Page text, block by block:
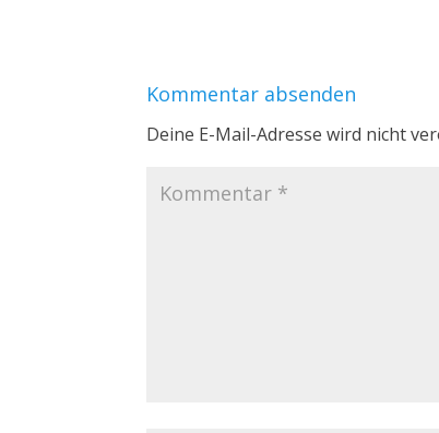
Kommentar absenden
Deine E-Mail-Adresse wird nicht